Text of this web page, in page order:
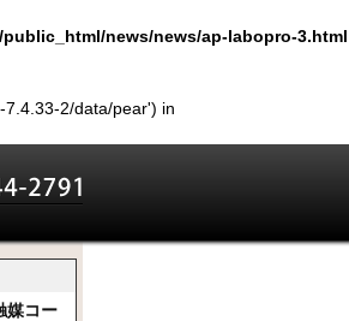
news/news/ap-labopro-3.html
2/data/pear') in
in
媒コー